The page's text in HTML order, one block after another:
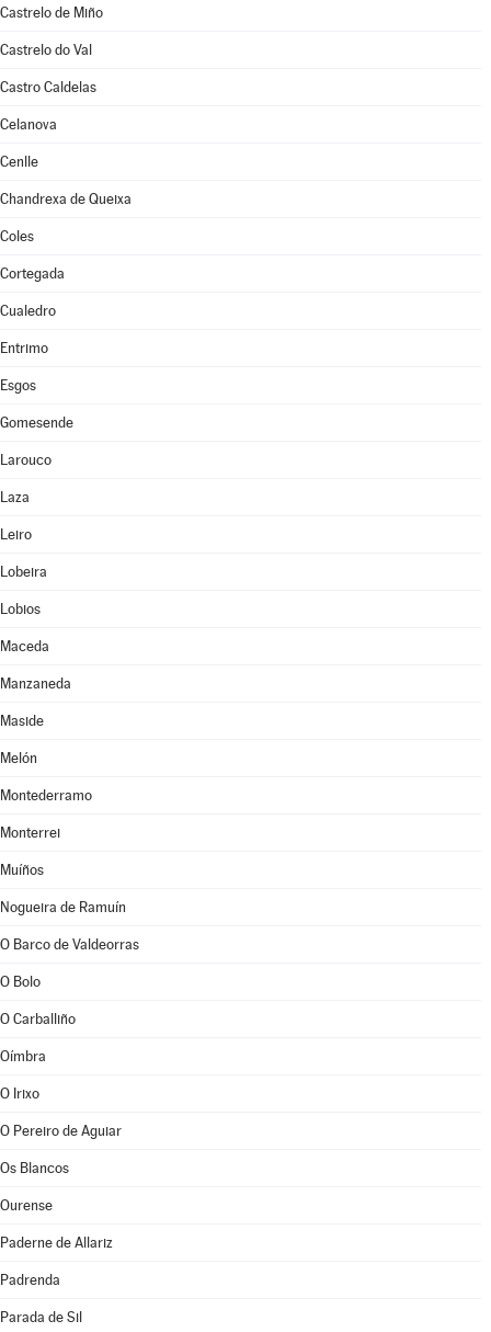
Castrelo de Miño
Castrelo do Val
Castro Caldelas
Celanova
Cenlle
Chandrexa de Queixa
Coles
Cortegada
Cualedro
Entrimo
Esgos
Gomesende
Larouco
Laza
Leiro
Lobeira
Lobios
Maceda
Manzaneda
Maside
Melón
Montederramo
Monterrei
Muíños
Nogueira de Ramuín
O Barco de Valdeorras
O Bolo
O Carballiño
Oímbra
O Irixo
O Pereiro de Aguiar
Os Blancos
Ourense
Paderne de Allariz
Padrenda
Parada de Sil